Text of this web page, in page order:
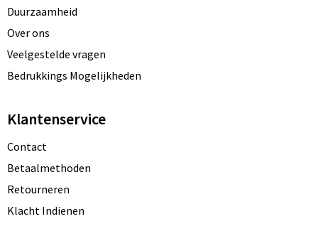
Duurzaamheid
Over ons
Veelgestelde vragen
Bedrukkings Mogelijkheden
Klantenservice
Contact
Betaalmethoden
Retourneren
Klacht Indienen